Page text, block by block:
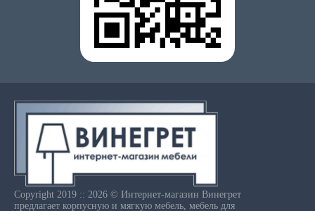
Copyright 2019 :: 2026 © Интернет-магазин Винегрет
предлагает корпусную и мягкую мебель, мебель для